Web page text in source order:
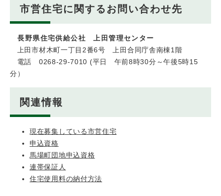
市営住宅に関するお問い合わせ先
長野県住宅供給公社 上田管理センター
上田市材木町一丁目2番6号 上田合同庁舎南棟1階
電話 0268-29-7010 (平日 午前8時30分～午後5時15
分）
関連情報
現在募集している市営住宅
申込資格
馬場町団地申込資格
連帯保証人
住宅使用料の納付方法